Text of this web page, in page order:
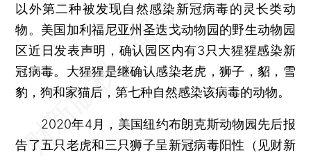
以外第二种被发现自然感染新冠病毒的灵长类动
物。美国加利福尼亚州圣迭戈动物园的野生动物园
区近日发表声明，确认园区内有3只大猩猩感染新
冠病毒。大猩猩是继确认感染老虎，狮子，貂，雪
豹，狗和家猫后，第七种自然感染该病毒的动物。
2020年4月，美国纽约布朗克斯动物园先后报
告了五只老虎和三只狮子呈新冠病毒阳性（见财新